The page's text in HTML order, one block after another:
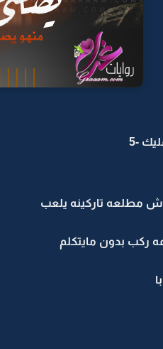
-5
وش مطلعه تاركينه يلعب
ركب بدون مايتكلم